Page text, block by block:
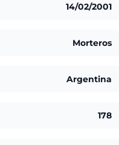
14/02/2001
Morteros
Argentina
178